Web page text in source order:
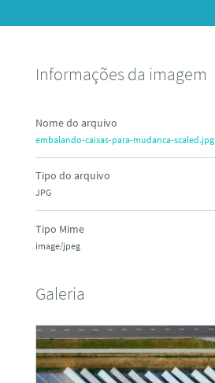
Informações da imagem
Nome do arquivo
embalando-caixas-para-mudanca-scaled.jpg
Tipo do arquivo
JPG
Tipo Mime
image/jpeg
Galeria